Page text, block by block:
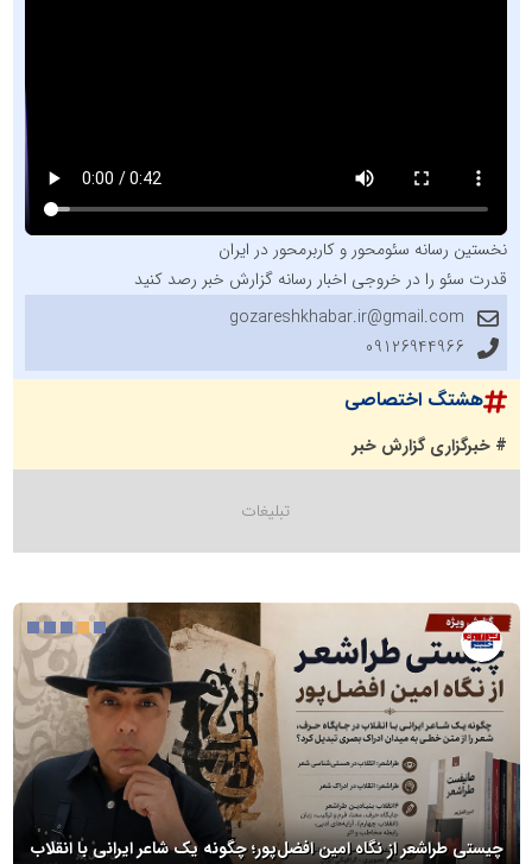
نخستین رسانه سئومحور و کاربرمحور در ایران
قدرت سئو را در خروجی اخبار رسانه گزارش خبر رصد کنید
هشتگ اختصاصی
# خبرگزاری گزارش خبر